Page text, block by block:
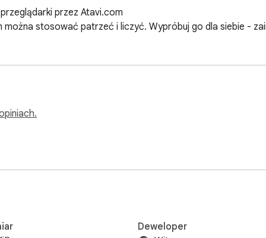
przez Atavi.com
można stosować patrzeć i liczyć. Wypróbuj go dla siebie -
Deweloper